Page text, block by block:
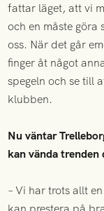
fattar läget, att vi
och en måste
oss. När det går
finger åt något
spegeln och se till
klubben.
Nu väntar
kan vända trenden
– Vi har trots allt